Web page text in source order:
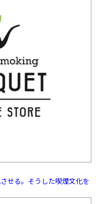
せる。そうした喫煙文化を